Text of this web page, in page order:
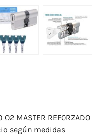
Ω2 MASTER REFORZADO
según medidas